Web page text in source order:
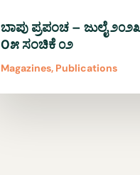
ಬಾಪು ಪ್ರಪಂಚ – ಜುಲೈ
0೫ ಸಂಚಿಕೆ ೦೨
Magazines, Publications